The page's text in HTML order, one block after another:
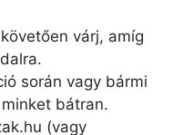
várj, amíg
során vagy bármi
bátran.
(vagy